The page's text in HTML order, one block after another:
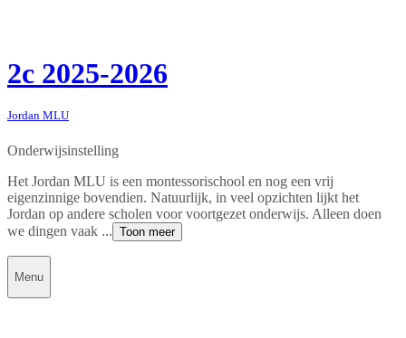
2c 2025-2026
Jordan MLU
Onderwijsinstelling
Het Jordan MLU is een montessorischool en nog een vrij
eigenzinnige bovendien. Natuurlijk, in veel opzichten lijkt het
Jordan op andere scholen voor voortgezet onderwijs. Alleen doen
we dingen vaak ... Toon meer
Menu